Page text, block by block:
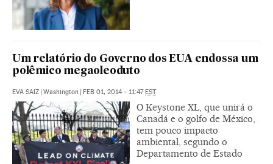
Um relatório do Governo dos EUA endossa um
polêmico megaoleoduto
EVA SAIZ | Washington | FEB 01, 2014 - 11:47EST
O Keystone XL, que unirá o
Canadá e o golfo de México,
tem pouco impacto
ambiental, segundo o
Departamento de Estado